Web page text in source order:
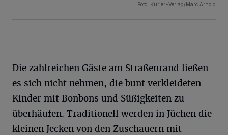
Foto: Kurier-Verlag/Marc Arnold
Die zahlreichen Gäste am Straßenrand ließen
es sich nicht nehmen, die bunt verkleideten
Kinder mit Bonbons und Süßigkeiten zu
überhäufen. Traditionell werden in Jüchen die
kleinen Jecken von den Zuschauern mit